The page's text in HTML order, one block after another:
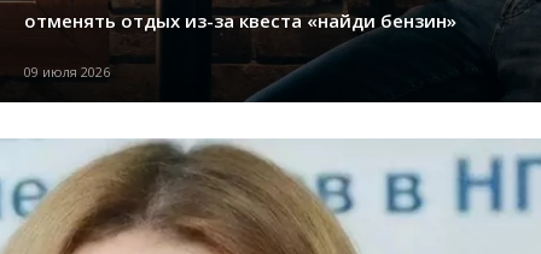
отменять отдых из-за квеста «найди бензин»
09 июля 2026